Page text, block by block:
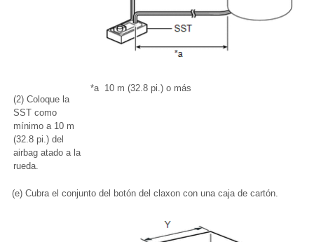
(2) Coloque la
SST como
mínimo a 10 m
(32.8 pi.) del
airbag atado a la
rueda.
*a 10 m (32.8 pi.) o más
(e) Cubra el conjunto del botón del claxon con una caja de cartón.